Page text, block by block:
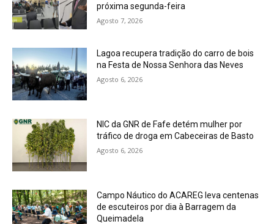
próxima segunda-feira
Agosto 7, 2026
Lagoa recupera tradição do carro de bois
na Festa de Nossa Senhora das Neves
Agosto 6, 2026
NIC da GNR de Fafe detém mulher por
tráfico de droga em Cabeceiras de Basto
Agosto 6, 2026
Campo Náutico do ACAREG leva centenas
de escuteiros por dia à Barragem da
Queimadela